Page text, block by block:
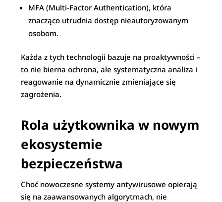
MFA (Multi-Factor Authentication), która
znacząco utrudnia dostęp nieautoryzowanym
osobom.
Każda z tych technologii bazuje na proaktywności –
to nie bierna ochrona, ale systematyczna analiza i
reagowanie na dynamicznie zmieniające się
zagrożenia.
Rola użytkownika w nowym
ekosystemie
bezpieczeństwa
Choć nowoczesne systemy antywirusowe opierają
się na zaawansowanych algorytmach, nie